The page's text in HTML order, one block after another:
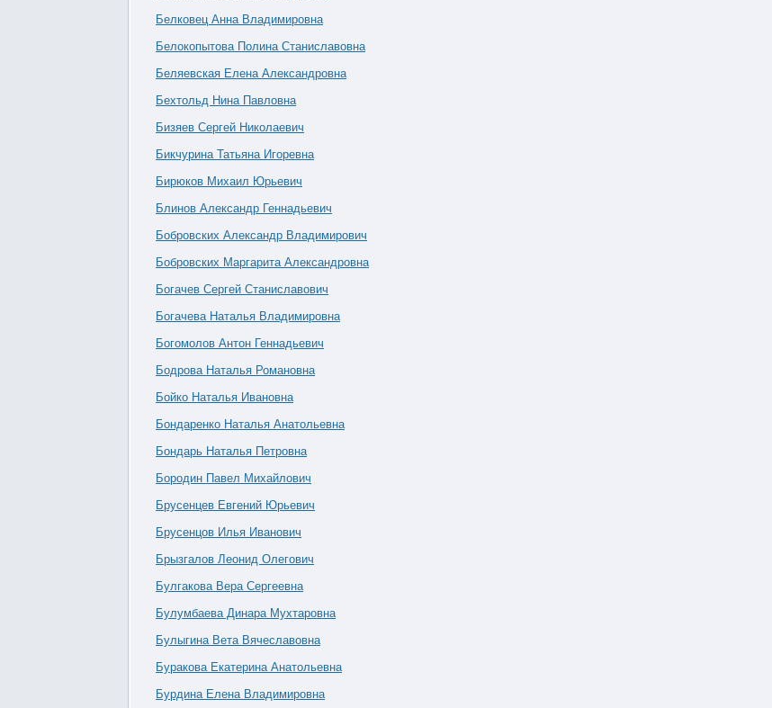
Белковец Анна Владимировна
Белокопытова Полина Станиславовна
Беляевская Елена Александровна
Бехтольд Нина Павловна
Бизяев Сергей Николаевич
Бикчурина Татьяна Игоревна
Бирюков Михаил Юрьевич
Блинов Александр Геннадьевич
Бобровских Александр Владимирович
Бобровских Маргарита Александровна
Богачев Сергей Станиславович
Богачева Наталья Владимировна
Богомолов Антон Геннадьевич
Бодрова Наталья Романовна
Бойко Наталья Ивановна
Бондаренко Наталья Анатольевна
Бондарь Наталья Петровна
Бородин Павел Михайлович
Брусенцев Евгений Юрьевич
Брусенцов Илья Иванович
Брызгалов Леонид Олегович
Булгакова Вера Сергеевна
Булумбаева Динара Мухтаровна
Булыгина Вета Вячеславовна
Буракова Екатерина Анатольевна
Бурдина Елена Владимировна